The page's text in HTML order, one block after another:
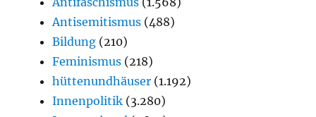
Antisemitismus (488)
Bildung (210)
Feminismus (218)
hüttenundhäuser (1.192)
Innenpolitik (3.280)